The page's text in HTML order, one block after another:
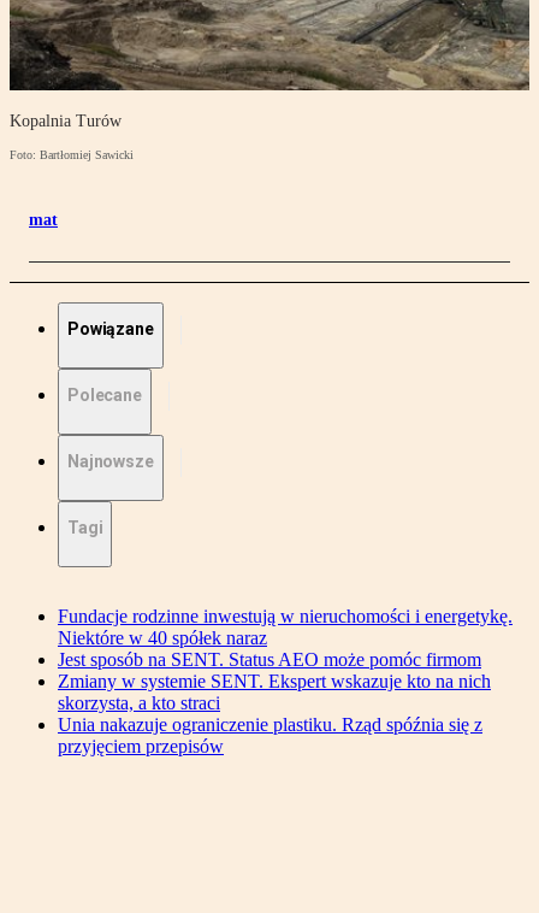
Kopalnia Turów
Foto: Bartłomiej Sawicki
mat
Powiązane
Polecane
Najnowsze
Tagi
Fundacje rodzinne inwestują w nieruchomości i energetykę.
Niektóre w 40 spółek naraz
Jest sposób na SENT. Status AEO może pomóc firmom
Zmiany w systemie SENT. Ekspert wskazuje kto na nich
skorzysta, a kto straci
Unia nakazuje ograniczenie plastiku. Rząd spóźnia się z
przyjęciem przepisów